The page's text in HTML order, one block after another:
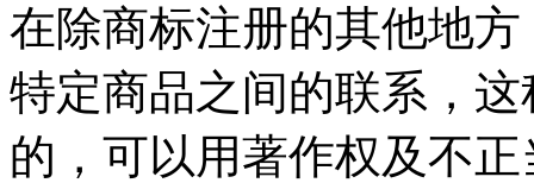
在除商标注册的其他地
特定商品之间的联系，
的，可以用著作权及不